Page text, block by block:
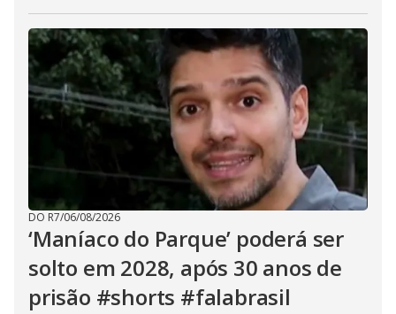
DO R7/06/08/2026
‘Maníaco do Parque’ poderá ser
solto em 2028, após 30 anos de
prisão #shorts #falabrasil